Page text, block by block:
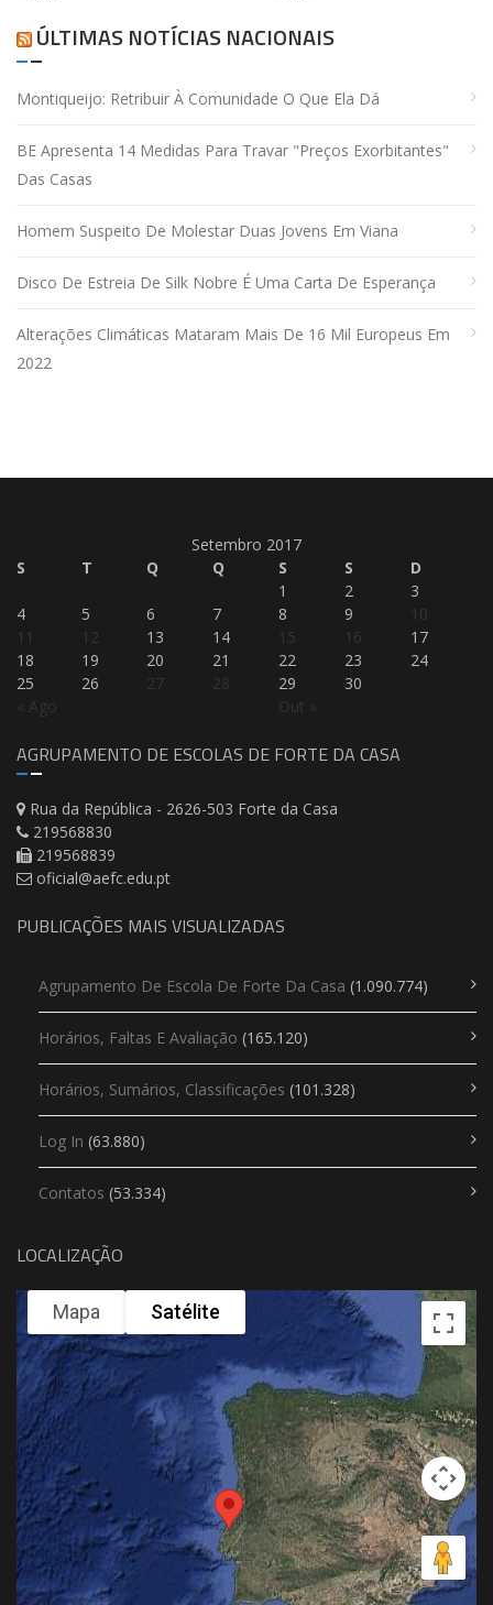
ÚLTIMAS NOTÍCIAS NACIONAIS
Montiqueijo: Retribuir À Comunidade O Que Ela Dá
BE Apresenta 14 Medidas Para Travar "preços Exorbitantes"
Das Casas
Homem Suspeito De Molestar Duas Jovens Em Viana
Disco De Estreia De Silk Nobre É Uma Carta De Esperança
Alterações Climáticas Mataram Mais De 16 Mil Europeus Em
2022
Setembro 2017
S
T Q Q S S D
« Ago Out »
1 2
3
4
5 6 7 8 9
10
11
12 13 14 15 16
17
18
19 20 21 22 23
24
25
26 27 28 29 30
AGRUPAMENTO DE ESCOLAS DE FORTE DA CASA
Rua da República - 2626-503 Forte da Casa
219568830
219568839
oficial@aefc.edu.pt
PUBLICAÇÕES MAIS VISUALIZADAS
Agrupamento De Escola De Forte Da Casa (1.090.774)
Horários, Faltas E Avaliação (165.120)
Horários, Sumários, Classificações (101.328)
Log In (63.880)
Contatos (53.334)
LOCALIZAÇÃO
Mapa Satélite